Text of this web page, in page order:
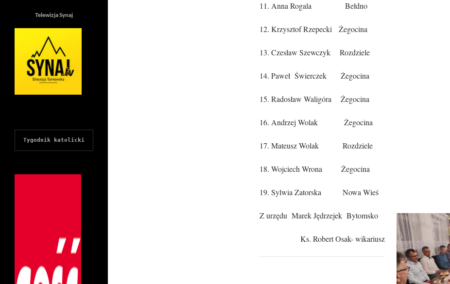
11. Anna Rogala Bełdno
12. Krzysztof Rzepecki Żegocina
13. Czesław Szewczyk Rozdziele
14. Paweł Świerczek Żegocina
15. Radosław Waligóra Żegocina
16. Andrzej Wolak Żegocina
17. Mateusz Wolak Rozdziele
18. Wojciech Wrona Żegocina
19. Sylwia Zatorska Nowa Wieś
Z urzędu Marek Jędrzejek Bytomsko
Ks. Robert Osak- wikariusz
Telewizja Synaj
Tygodnik katolicki